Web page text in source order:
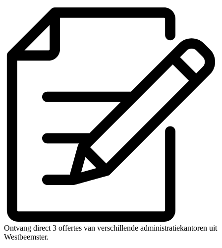
Ontvang direct 3 offertes van verschillende administratiekantoren uit
Westbeemster.